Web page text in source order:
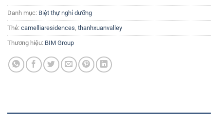
Danh mục: Biệt thự nghỉ dưỡng
Thẻ: camelliaresidences, thanhxuanvalley
Thương hiệu: BIM Group